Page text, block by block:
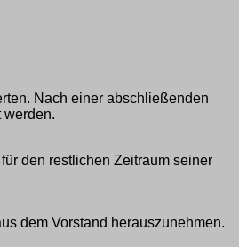
Nach einer abschließenden
werden.
den restlichen Zeitraum seiner
dem Vorstand herauszunehmen.